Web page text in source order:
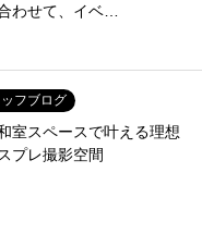
わせて、イベ…
フブログ
室スペースで叶える理想
プレ撮影空間